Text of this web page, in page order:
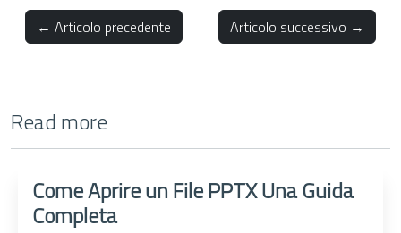
← Articolo precedente Articolo successivo →
Read more
Come Aprire un File PPTX Una Guida
Completa